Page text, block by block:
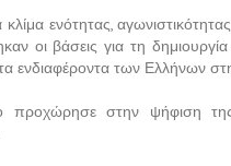
ενότητας,
οι βάσεις για τη
ενδιαφέροντα των Ελλήνων
προχώρησε στην ψήφιση της